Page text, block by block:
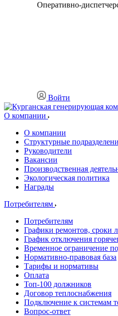
Оперативно-
Войти
О компании
О компании
Структурные
Руководители
Вакансии
Производственная
Экологическая политика
Награды
Потребителям
Потребителям
Графики ремонтов, сроки
График отключения
Временное ограничение
Нормативно-правовая база
Тарифы и нормативы
Оплата
Топ-100 должников
Договор теплоснабжения
Подключение к системам
Вопрос-ответ